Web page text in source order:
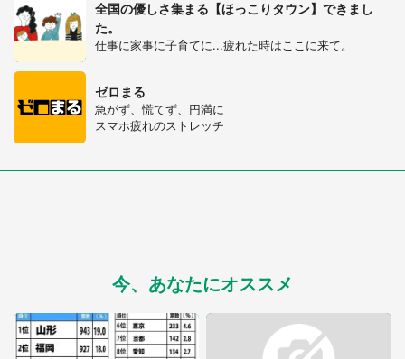
全国の優しさ集まる【ほっこりタウン】できまし
た。
仕事に家事に子育てに...疲れた時はここに来て。
ゼロまる
急がず、慌てず、円満に
スマホ疲れのストレッチ
今、あなたにオススメ